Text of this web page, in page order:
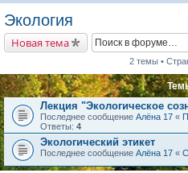
Экология
Новая тема
2 темы •
Лекция "Экологическое
Последнее сообщение Алёна 17 «
Ответы: 4
Экологический этикет
Последнее сообщение Алёна 17 «